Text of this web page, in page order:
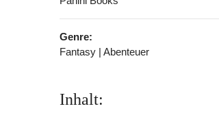
Genre:
Fantasy | Abenteuer
Inhalt: